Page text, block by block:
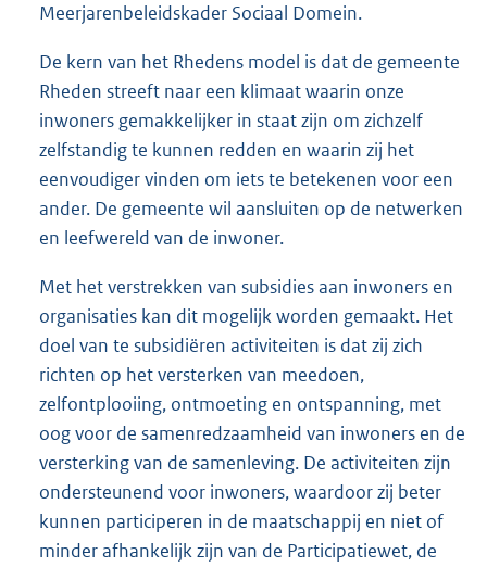
Meerjarenbeleidskader Sociaal Domein.
De kern van het Rhedens model is dat de gemeente
Rheden streeft naar een klimaat waarin onze
inwoners gemakkelijker in staat zijn om zichzelf
zelfstandig te kunnen redden en waarin zij het
eenvoudiger vinden om iets te betekenen voor een
ander. De gemeente wil aansluiten op de netwerken
en leefwereld van de inwoner.
Met het verstrekken van subsidies aan inwoners en
organisaties kan dit mogelijk worden gemaakt. Het
doel van te subsidiëren activiteiten is dat zij zich
richten op het versterken van meedoen,
zelfontplooiing, ontmoeting en ontspanning, met
oog voor de samenredzaamheid van inwoners en de
versterking van de samenleving. De activiteiten zijn
ondersteunend voor inwoners, waardoor zij beter
kunnen participeren in de maatschappij en niet of
minder afhankelijk zijn van de Participatiewet, de